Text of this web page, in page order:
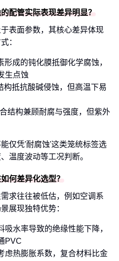
配管实际表现差异明显？
表面参数，其核心差异体现
：
形成的钝化膜抵御化学腐蚀，
生点蚀
构抵抗酸碱侵蚀，但高温下易
结构兼顾耐腐与强度，但紫外
仅凭'耐腐蚀'这类笼统标签选
温度波动等工况判断。
何差异化选型？
求往往被低估，例如空调系
展现独特优势：
水率导致的绝缘性能下降，
PVC
虑热膨胀系数，复合材料比金